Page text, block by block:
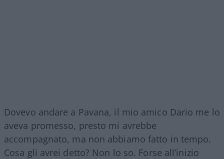
Dovevo andare a Pavana, il mio amico Dario me lo
aveva promesso, presto mi avrebbe
accompagnato, ma non abbiamo fatto in tempo.
Cosa gli avrei detto? Non lo so. Forse all’inizio